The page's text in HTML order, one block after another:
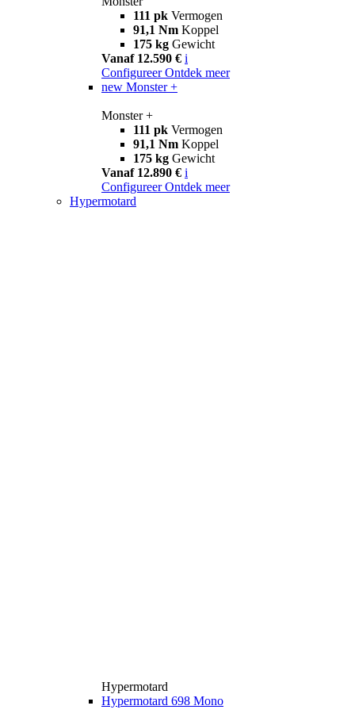
111 pk Vermogen
91,1 Nm Koppel
175 kg Gewicht
Vanaf 12.590 € i
Configureer Ontdek meer
new Monster +
Monster +
111 pk Vermogen
91,1 Nm Koppel
175 kg Gewicht
Vanaf 12.890 € i
Configureer Ontdek meer
Hypermotard
Hypermotard
Hypermotard 698 Mono